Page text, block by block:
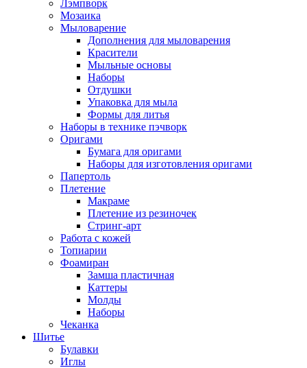
Лэмпворк
Мозаика
Мыловарение
Дополнения для мыловарения
Красители
Мыльные основы
Наборы
Отдушки
Упаковка для мыла
Формы для литья
Наборы в технике пэчворк
Оригами
Бумага для оригами
Наборы для изготовления оригами
Папертоль
Плетение
Макраме
Плетение из резиночек
Стринг-арт
Работа с кожей
Топиарии
Фоамиран
Замша пластичная
Каттеры
Молды
Наборы
Чеканка
Шитье
Булавки
Иглы